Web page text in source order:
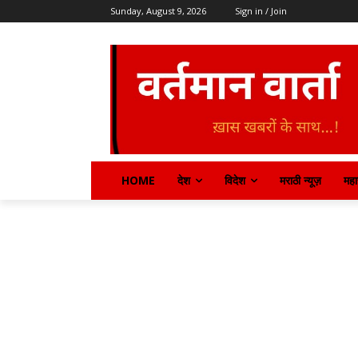
Sunday, August 9, 2026 Sign in / Join
HOME देश विदेश मराठी न्यूज़